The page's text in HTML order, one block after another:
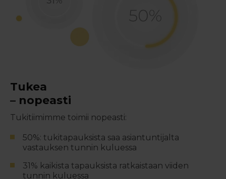
Tukea
– nopeasti
Tukitiimimme toimii nopeasti:
50%: tukitapauksista saa asiantuntijalta
vastauksen tunnin kuluessa
31% kaikista tapauksista ratkaistaan viiden
tunnin kuluessa